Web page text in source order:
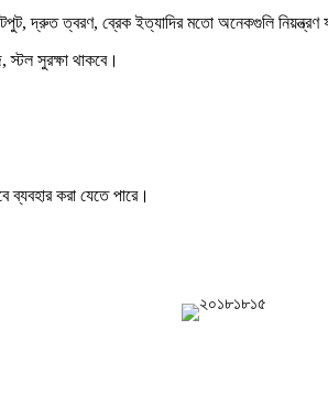
দ্রুত ত্বরণ, ব্রেক ইত্যাদির মতো অনেকগুলি নিয়ন্ত্রণ
স্টল সুরক্ষা থাকবে।
ব্যবহার করা যেতে পারে।